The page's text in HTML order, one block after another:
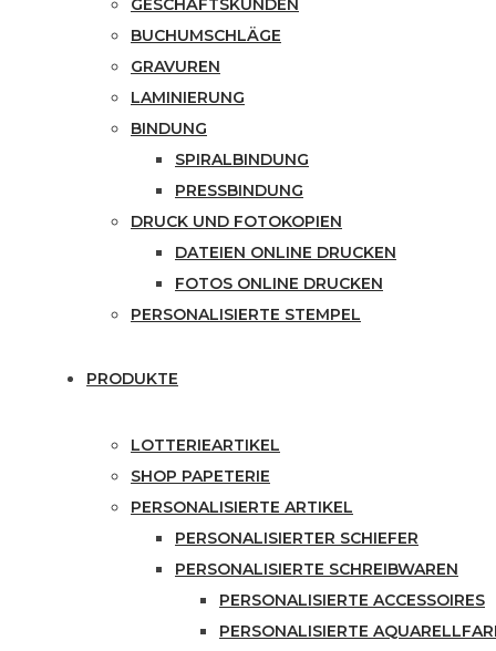
GESCHÄFTSKUNDEN
BUCHUMSCHLÄGE
GRAVUREN
LAMINIERUNG
BINDUNG
SPIRALBINDUNG
PRESSBINDUNG
DRUCK UND FOTOKOPIEN
DATEIEN ONLINE DRUCKEN
FOTOS ONLINE DRUCKEN
PERSONALISIERTE STEMPEL
PRODUKTE
LOTTERIEARTIKEL
SHOP PAPETERIE
PERSONALISIERTE ARTIKEL
PERSONALISIERTER SCHIEFER
PERSONALISIERTE SCHREIBWAREN
PERSONALISIERTE ACCESSOIRES
PERSONALISIERTE